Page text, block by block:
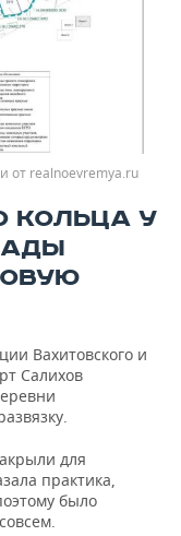
от realnoevremya.ru
КОЛЬЦА У
Вахитовского и
Салихов
для
практика,
было